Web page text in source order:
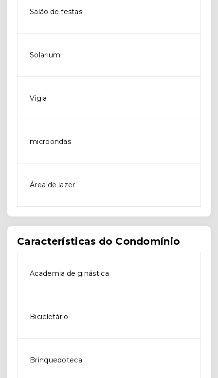
Salão de festas
Solarium
Vigia
microondas
Área de lazer
Características do Condomínio
Academia de ginástica
Bicicletário
Brinquedoteca